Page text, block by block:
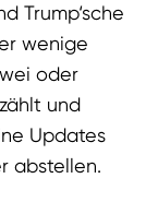
Trump‘sche
wenige
oder
und
Updates
abstellen.